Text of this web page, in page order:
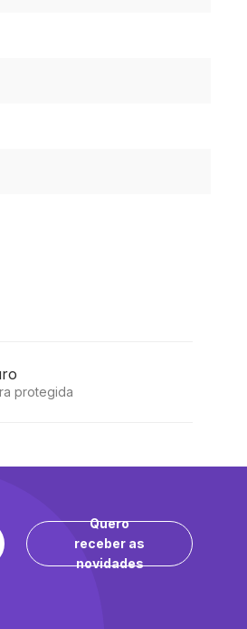
protegida
Quero
receber as
novidades